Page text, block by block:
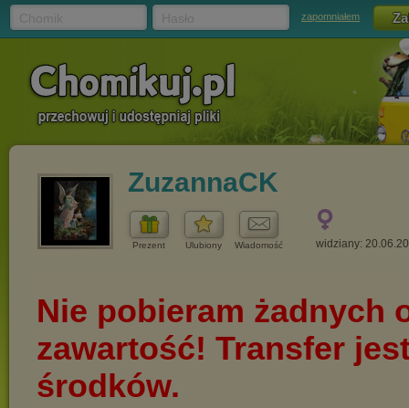
zapomniałem
ZuzannaCK
Prezent Ulubiony Wiadomość widziany: